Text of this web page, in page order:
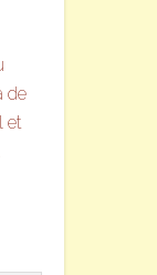
de
et